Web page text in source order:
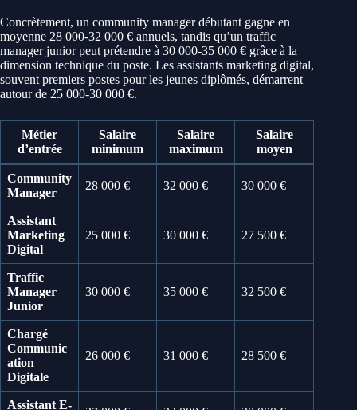
Concrètement, un community manager débutant gagne en
moyenne 28 000-32 000 € annuels, tandis qu’un traffic
manager junior peut prétendre à 30 000-35 000 € grâce à la
dimension technique du poste. Les assistants marketing digital,
souvent premiers postes pour les jeunes diplômés, démarrent
autour de 25 000-30 000 €.
Métier
d’entrée
Salaire
minimum
Salaire
maximum
Salaire
moyen
Community
Manager
28 000 € 32 000 € 30 000 €
Assistant
Marketing
Digital
25 000 € 30 000 € 27 500 €
Traffic
Manager
Junior
30 000 € 35 000 € 32 500 €
Chargé
Communic
ation
Digitale
26 000 € 31 000 € 28 500 €
Assistant E-